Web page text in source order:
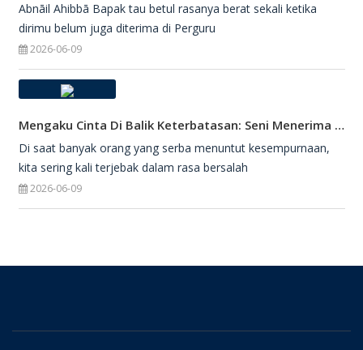
Abnāil Ahibbā Bapak tau betul rasanya berat sekali ketika
dirimu belum juga diterima di Perguru
2026-06-09
Mengaku Cinta Di Balik Keterbatasan: Seni Menerima Diri Di Hadapan Ilahi
Di saat banyak orang yang serba menuntut kesempurnaan,
kita sering kali terjebak dalam rasa bersalah
2026-06-09